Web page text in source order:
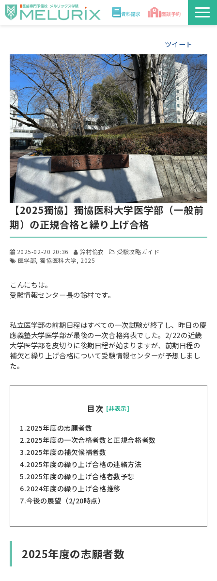
資料請求 面談予約
校舎情報
入学案内
合格実績・合格体験記
講師
医学部解答速報2026
ツイート
【2025獨協】獨協医科大学医学部（一般前
期）の正規合格と繰り上げ合格
2025-02-20 20:36 鈴村倫衣
受験攻略ガイド
医学部 獨協医科大学 2025
こんにちは。
受験情報センター長の鈴村です。
私立医学部の前期日程はすべての一次試験が終了し、昨日の慶
應義塾大学医学部が最後の一次合格発表でした。2/22の近畿
大学医学部を皮切りに後期日程が始まりますが、前期日程の
補欠と繰り上げ合格について受験情報センターが予想しまし
た。
目次 [非表示]
1.2025年度の志願者数
2.2025年度の一次合格者数と正規合格者数
3.2025年度の補欠候補者数
4.2025年度の繰り上げ合格の連絡方法
5.2025年度の繰り上げ合格者数予想
6.2024年度の繰り上げ合格推移
7.今後の展望（2/20時点）
2025年度の志願者数